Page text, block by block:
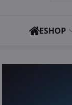
ESHOP